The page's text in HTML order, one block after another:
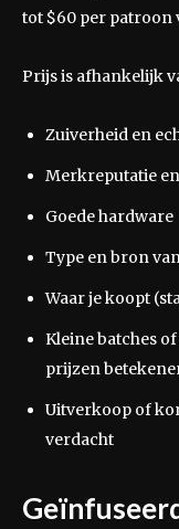
tot $60 per patroon
Prijs is afhankelijk
Zuiverheid en
Merkreputatie
Goede hardware
Type en bron
Waar je koopt
Kleine batches
prijzen
Uitverkoop of
verdacht